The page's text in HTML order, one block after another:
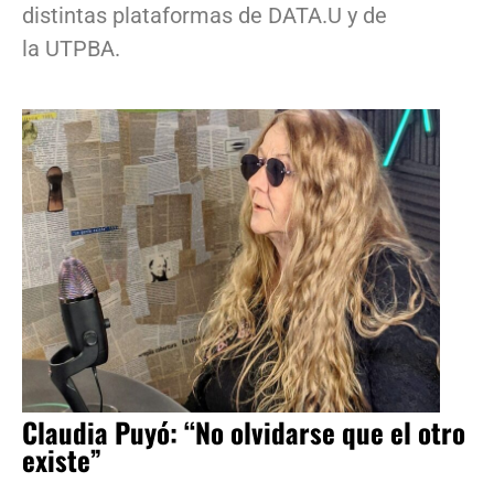
distintas plataformas de DATA.U y de
la UTPBA.
Claudia Puyó: “No olvidarse que el otro
existe”